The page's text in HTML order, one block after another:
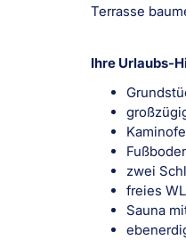
Terrasse
Ihre Urlaubs-
zwei
freies
Sauna